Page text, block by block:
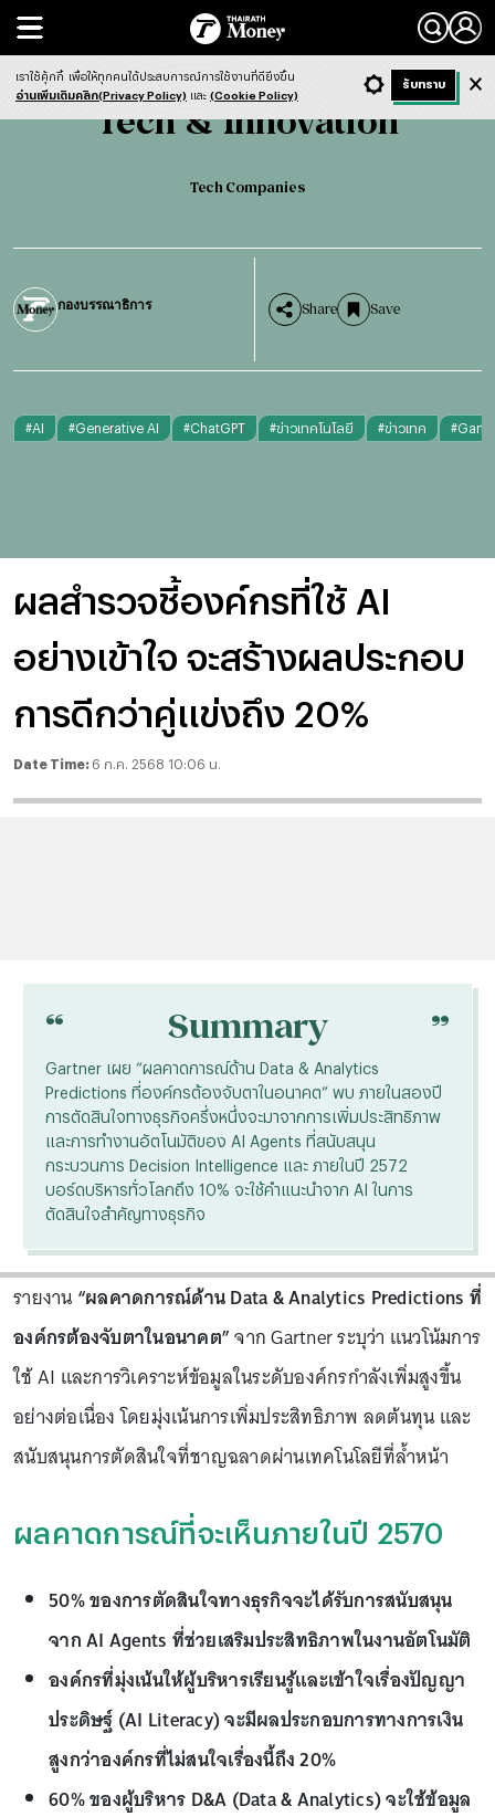
Search
Tech & Innovation Tech Companies
Tech & Innovation
Tech Companies
กองบรรณาธิการ Share Save
#AI #Generative AI #ChatGPT #ข่าวเทคโนโลยี #ข่าวเทค #
ผลสำรวจชี้องค์กรที่ใช้ AI
อย่างเข้าใจ จะสร้างผลประกอบ
การดีกว่าคู่แข่งถึง 20%
Date Time: 6 ก.ค. 2568 10:06 น.
- ก + ก Dark ฟังข่าว
“ Summary “
Gartner เผย “ผลคาดการณ์ด้าน Data & Analytics
Predictions ที่องค์กรต้องจับตาในอนาคต” พบ ภายในสองปี
การตัดสินใจทางธุรกิจครึ่งหนึ่งจะมาจากการเพิ่มประสิทธิภาพ
และการทำงานอัตโนมัติของ AI Agents ที่สนับสนุน
กระบวนการ Decision Intelligence และ ภายในปี 2572
บอร์ดบริหารทั่วโลกถึง 10% จะใช้คำแนะนำจาก AI ในการ
ตัดสินใจสำคัญทางธุรกิจ
รายงาน “ผลคาดการณ์ด้าน Data & Analytics Predictions ที่
องค์กรต้องจับตาในอนาคต”จาก Gartner ระบุว่า แนวโน้มการ
ใช้ AI และการวิเคราะห์ข้อมูลในระดับองค์กรกำลังเพิ่มสูงขึ้น
อย่างต่อเนื่อง โดยมุ่งเน้นการเพิ่มประสิทธิภาพ ลดต้นทุน และ
สนับสนุนการตัดสินใจที่ชาญฉลาดผ่านเทคโนโลยีที่ล้ำหน้า
ผลคาดการณ์ที่จะเห็นภายในปี 2570
50% ของการตัดสินใจทางธุรกิจจะได้รับการสนับสนุน
จาก AI Agents ที่ช่วยเสริมประสิทธิภาพในงานอัตโนมัติ
องค์กรที่มุ่งเน้นให้ผู้บริหารเรียนรู้และเข้าใจเรื่องปัญญา
ประดิษฐ์ (AI Literacy) จะมีผลประกอบการทางการเงิน
สูงกว่าองค์กรที่ไม่สนใจเรื่องนี้ถึง 20%
60% ของผู้บริหาร D&A (Data & Analytics) จะใช้ข้อมูล
เราใช้คุ้กกี้ เพื่อให้ทุกคนได้ประสบการณ์การใช้งานที่ดียิ่งขึ้น
อ่านเพิ่มเติมคลิก(Privacy Policy) และ (Cookie Policy)
รับทราบ